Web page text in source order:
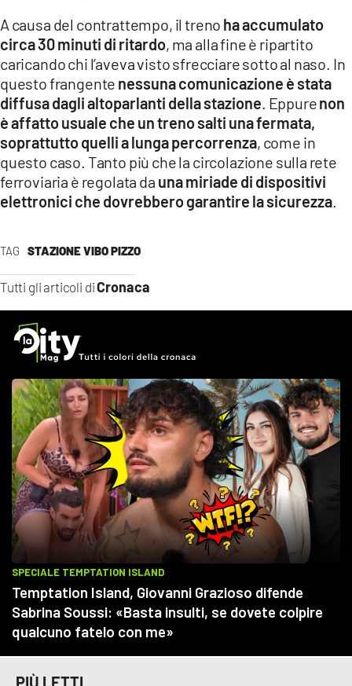
LACAPITALENEWS.IT
App
ANDROID
APPLE
TAG STAZIONE VIBO PIZZO
Tutti gli articoli diCronaca
A causa del contrattempo, il treno ha accumulato
circa 30 minuti di ritardo, ma alla fine è ripartito
caricando chi l’aveva visto sfrecciare sotto al naso. In
questo frangente nessuna comunicazione è stata
diffusa dagli altoparlanti della stazione. Eppurenon
è affatto usuale che un treno salti una fermata,
soprattutto quelli a lunga percorrenza, come in
questo caso. Tanto più che la circolazione sulla rete
ferroviaria è regolata da una miriade di dispositivi
elettronici che dovrebbero garantire la sicurezza.